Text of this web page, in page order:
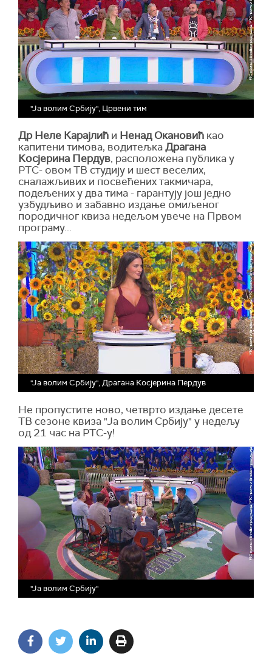
"Ја волим Србију", Црвени тим
Др Неле Карајлић и Ненад Окановић као
капитени тимова, водитељкаДрагана
Косјерина Пердув, расположена публика у
РТС- овом ТВ студију и шест веселих,
сналажљивих и посвећених такмичара,
подељених у два тима - гарантују још једно
узбудљиво и забавно издање омиљеног
породичног квиза недељом увече на Првом
програму...
"Ја волим Србију", Драгана Косјерина Пердув
Не пропустите ново, четврто издање десете
ТВ сезоне квиза "Ја волим Србију" у недељу
од 21 час на РТС-у!
"Ја волим Србију"